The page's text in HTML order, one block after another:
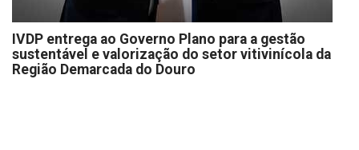
IVDP entrega ao Governo Plano para a gestão
sustentável e valorização do setor vitivinícola da
Região Demarcada do Douro